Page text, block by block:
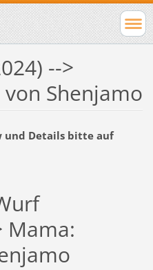
-->
Shenjamo
und Details bitte auf
Mama: